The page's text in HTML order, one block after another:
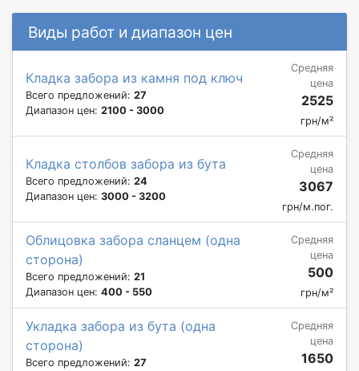
Виды работ и диапазон цен
Кладка забора из камня под ключ
Всего предложений: 27
Диапазон цен: 2100 - 3000
Средняя
цена
2525
грн/м²
Кладка столбов забора из бута
Всего предложений: 24
Диапазон цен: 3000 - 3200
Средняя
цена
3067
грн/м.пог.
Облицовка забора сланцем (одна
сторона)
Всего предложений: 21
Диапазон цен: 400 - 550
Средняя
цена
500
грн/м²
Укладка забора из бута (одна
сторона)
Всего предложений: 27
Средняя
цена
1650